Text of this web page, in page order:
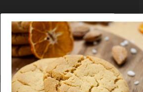
P40 lite 5G - MidnightBlue -
modo de avión